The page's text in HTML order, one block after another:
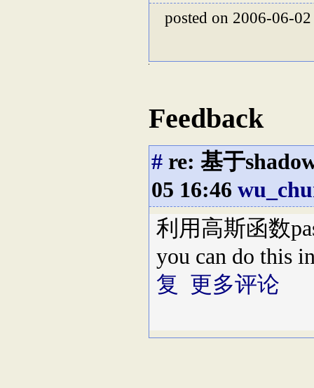
posted on 2006-06-
Feedback
# re: 基于
05 16:46
利用高斯函数
you can do this
复 更多评论